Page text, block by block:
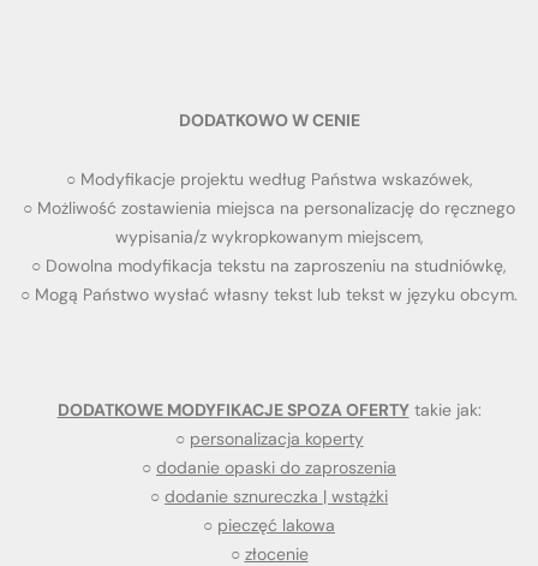
DODATKOWO W CENIE
○ Modyfikacje projektu według Państwa wskazówek,
○ Możliwość zostawienia miejsca na personalizację do ręcznego
wypisania/z wykropkowanym miejscem,
○ Dowolna modyfikacja tekstu na zaproszeniu na studniówkę,
○ Mogą Państwo wysłać własny tekst lub tekst w języku obcym.
DODATKOWE MODYFIKACJE SPOZA OFERTYtakie jak:
○ personalizacja koperty
○ dodanie opaski do zaproszenia
○ dodanie sznureczka | wstążki
○ pieczęć lakowa
○ złocenie